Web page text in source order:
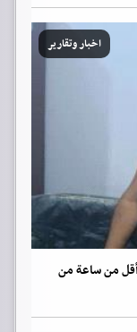
اخبار وتقارير
من ساعة من